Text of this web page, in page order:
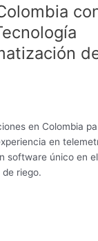
en Colombia
en
software único en el
riego.